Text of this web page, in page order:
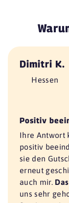
Dimitri K.
Hessen
Positiv
Ihre Antwort
positiv
sie den
erneut
auch mir.
uns sehr